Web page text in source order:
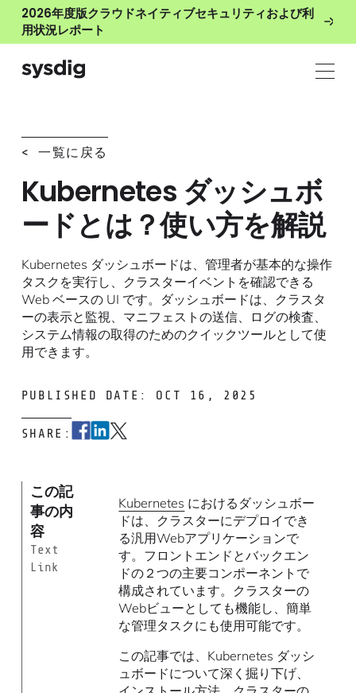
2026年度版クラウドネイティブセキュリティおよび利
用状況レポート
< 一覧に戻る
Kubernetes ダッシュボ
ードとは？使い方を解説
Kubernetes ダッシュボードは、管理者が基本的な操作
タスクを実行し、クラスターイベントを確認できる
Web ベースの UI です。ダッシュボードは、クラスタ
ーの表示と監視、マニフェストの送信、ログの検査、
システム情報の取得のためのクイックツールとして使
用できます。
PUBLISHED DATE: OCT 16, 2025
SHARE:
この記
事の内
容
Text
Link
Kubernetes におけるダッシュボー
ドは、クラスターにデプロイでき
る汎用Webアプリケーションで
す。フロントエンドとバックエン
ドの２つの主要コンポーネントで
構成されています。クラスターの
Webビューとしても機能し、簡単
な管理タスクにも使用可能です。
この記事では、Kubernetes ダッシ
ュボードについて深く掘り下げ、